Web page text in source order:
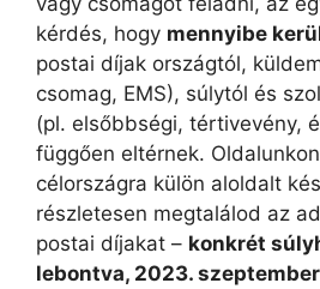
kérdés, hogy mennyibe
postai díjak országtól,
csomag, EMS), súlytól és
(pl. elsőbbségi, tértivevény,
függően eltérnek.
célországra külön aloldalt
részletesen megtalálod az
postai díjakat – konkrét
lebontva, 2023.